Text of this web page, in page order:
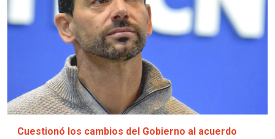
Cuestionó los cambios del Gobierno al acuerdo